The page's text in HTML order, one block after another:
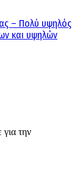
– Πολύ υψηλός
και υψηλών
την